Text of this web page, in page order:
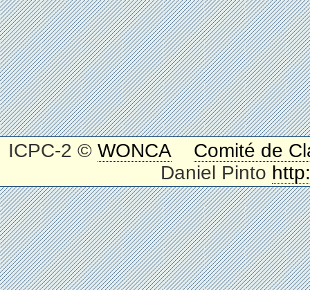
ICPC-2 ©WONCA
Comité de
Daniel Pinto